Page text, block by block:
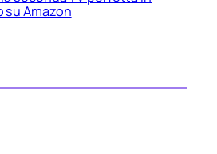
Amazon